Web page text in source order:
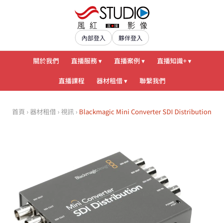
內部登入 夥伴登入
關於我們 直播服務 ▾ 直播案例 ▾ 直播知識+ ▾
直播課程 器材租借 ▾ 聯繫我們
首頁 ›器材租借 ›視訊 › Blackmagic Mini Converter SDI Distribution